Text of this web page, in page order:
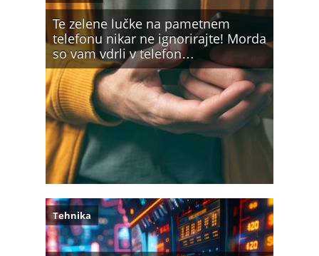
Te zelene lučke na pametnem
telefonu nikar ne ignorirajte! Morda
so vam vdrli v telefon…
Tehnika